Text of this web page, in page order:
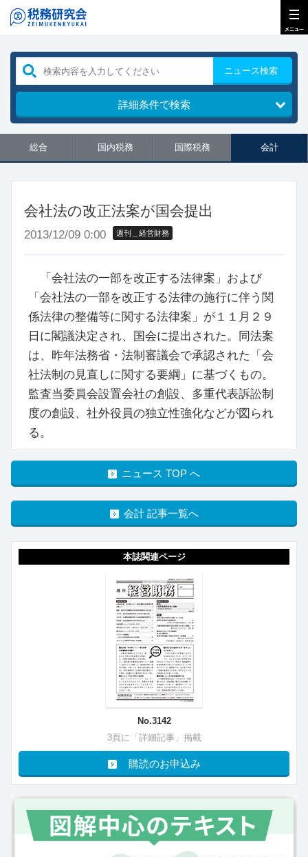
ニュース検索
詳細条件で検索
総合 国内税務 国際税務 会計
会社法の改正法案が国会提出
2013/12/09 0:00 週刊＿経営財務
「会社法の一部を改正する法律案」および
「会社法の一部を改正する法律の施行に伴う関
係法律の整備等に関する法律案」が１１月２９
日に閣議決定され、国会に提出された。同法案
は、昨年法務省・法制審議会で承認された「会
社法制の見直しに関する要綱」に基づくもの。
監査当委員会設置会社の創設、多重代表訴訟制
度の創設、社外役員の独立性強化などが図られ
る。
ニュース TOP へ
会計 記事一覧へ
本誌関連ページ
No.3142
3頁に「詳細記事」掲載
購読のお申込み